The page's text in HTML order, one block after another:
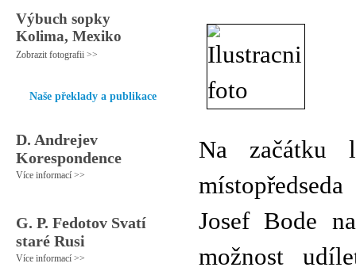
Výbuch sopky
Kolima, Mexiko
Zobrazit fotografii >>
Naše překlady a publikace
D. Andrejev
Korespondence
Více informací >>
G. P. Fedotov Svatí
staré Rusi
Více informací >>
Na začátku
Josef Bode
možnost